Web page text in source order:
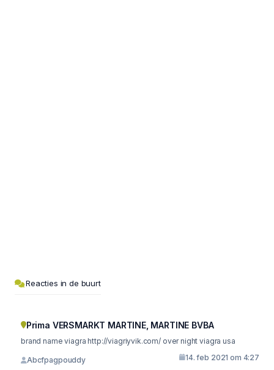
Reacties in de buurt
Prima VERSMARKT MARTINE, MARTINE BVBA
brand name viagra http://viagriyvik.com/ over night viagra usa
Abcfpagpouddy 14. feb 2021 om 4:27